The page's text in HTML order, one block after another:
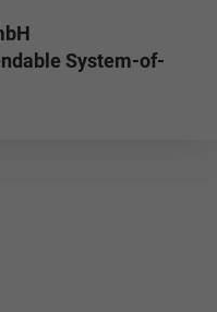
System-of-